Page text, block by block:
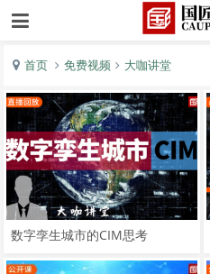
首页 免费视频 大咖讲堂
数字孪生城市的CIM思考